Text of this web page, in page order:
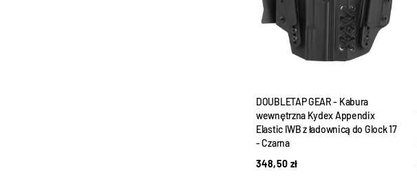
DOUBLETAP GEAR - Kabura
wewnętrzna Kydex Appendix
Elastic IWB z ładownicą do Glock 17
- Czarna
348,50 zł